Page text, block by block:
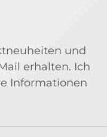
und
erhalten. Ich
Informationen